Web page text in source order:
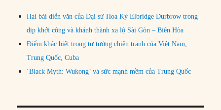
Hai bài diễn văn của Đại sứ Hoa Kỳ Elbridge Durbrow trong
dịp khởi công và khánh thành xa lộ Sài Gòn – Biên Hòa
Điểm khác biệt trong tư tưởng chiến tranh của Việt Nam,
Trung Quốc, Cuba
‘Black Myth: Wukong’ và sức mạnh mềm của Trung Quốc